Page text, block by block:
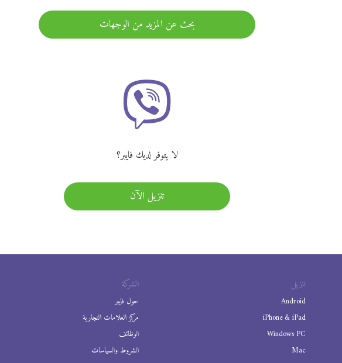
بحث عن المزيد من الوجهات
لا يتوفر لديك فايبر؟
تنزيل الآن
الشركة
حول فايبر
مركز العلامات التجارية
الوظائف
الشروط والسياسات
تنزيل
Android
iPhone & iPad
Windows PC
Mac